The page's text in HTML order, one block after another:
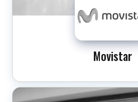
Movistar